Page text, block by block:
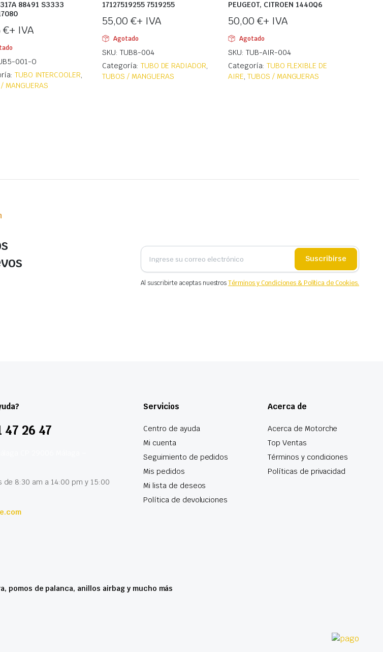
88491 S3333
€+ IVA
001-O
TUBO INTERCOOLER,
MANGUERAS
17127519255 7519255
55,00 €+ IVA
Agotado
SKU: TUB8-004
Categoría: TUBO DE RADIADOR,
TUBOS / MANGUERAS
PEUGEOT, CITROEN 1440Q6
50,00 €+ IVA
Agotado
SKU: TUB-AIR-004
Categoría: TUBO FLEXIBLE DE
AIRE, TUBOS / MANGUERAS
Suscribirse
Al suscribirte aceptas nuestrosTérminos y Condiciones & Política de Cookies.
47 26 47
de 8:30 am a 14:00 pm y 15:00
Servicios
Centro de ayuda
Mi cuenta
Seguimiento de pedidos
Mis pedidos
Mi lista de deseos
Política de devoluciones
Acerca de
Acerca de Motorche
Top Ventas
Términos y condiciones
Políticas de privacidad
pomos de palanca, anillos airbag y mucho más